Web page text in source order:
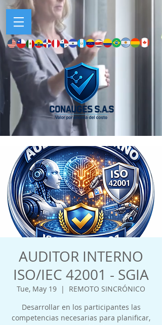
AUDITOR INTERNO
ISO/IEC 42001 - SGIA
Tue, May 19
  |
REMOTO SINCRÓNICO
Desarrollar en los participantes las
competencias necesarias para planificar,